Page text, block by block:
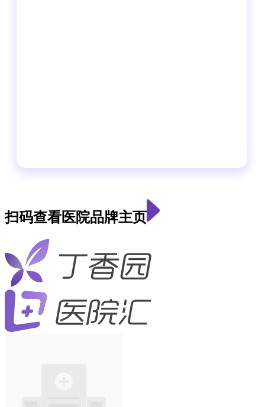
扫码查看医院品牌主页